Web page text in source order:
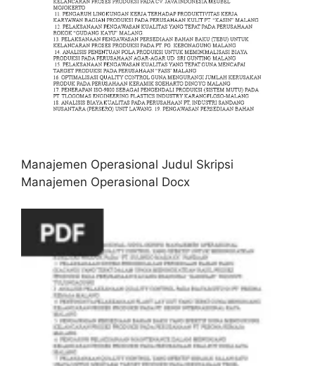
Manajemen Operasional Judul Skripsi
Manajemen Operasional Docx